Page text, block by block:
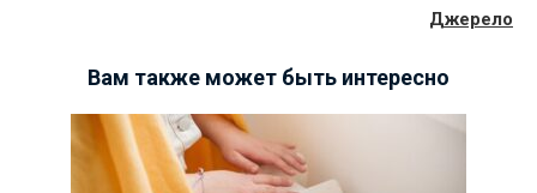
Джерело
Вам также может быть интересно